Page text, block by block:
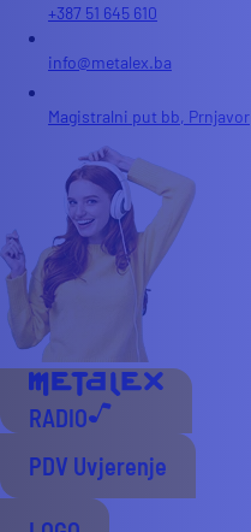
+387 51 645 610
info@metalex.ba
Magistralni put bb, Prnjavor
RADIO
PDV Uvjerenje